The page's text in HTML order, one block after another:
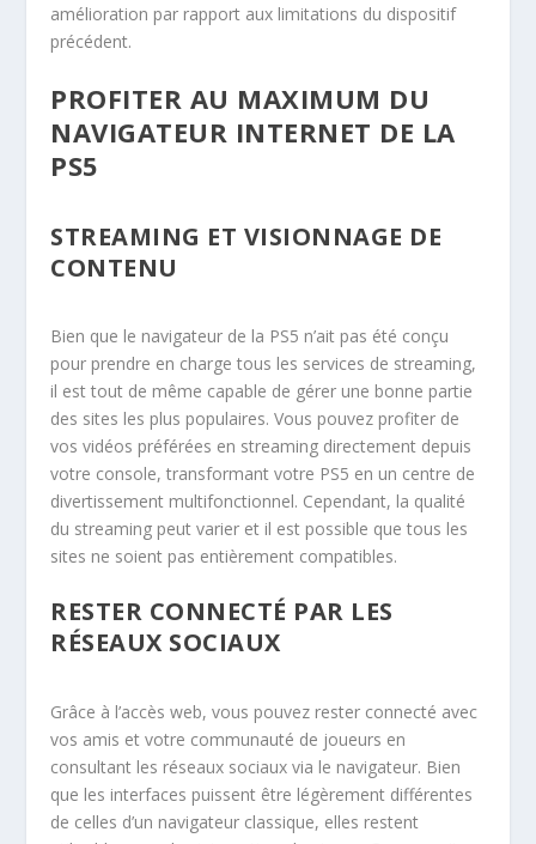
amélioration par rapport aux limitations du dispositif
précédent.
PROFITER AU MAXIMUM DU
NAVIGATEUR INTERNET DE LA
PS5
STREAMING ET VISIONNAGE DE
CONTENU
Bien que le navigateur de la PS5 n’ait pas été conçu
pour prendre en charge tous les services de streaming,
il est tout de même capable de gérer une bonne partie
des sites les plus populaires. Vous pouvez profiter de
vos vidéos préférées en streaming directement depuis
votre console, transformant votre PS5 en un centre de
divertissement multifonctionnel. Cependant, la qualité
du streaming peut varier et il est possible que tous les
sites ne soient pas entièrement compatibles.
RESTER CONNECTÉ PAR LES
RÉSEAUX SOCIAUX
Grâce à l’accès web, vous pouvez rester connecté avec
vos amis et votre communauté de joueurs en
consultant les réseaux sociaux via le navigateur. Bien
que les interfaces puissent être légèrement différentes
de celles d’un navigateur classique, elles restent